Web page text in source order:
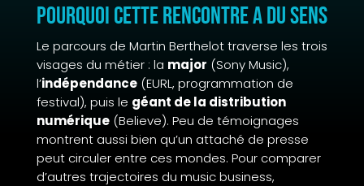
Pourquoi cette rencontre a du sens
Le parcours de Martin Berthelot traverse les trois
visages du métier : la major (Sony Music),
l’indépendance(EURL, programmation de
festival), puis le géant de la distribution
numérique(Believe). Peu de témoignages
montrent aussi bien qu’un attaché de presse
peut circuler entre ces mondes. Pour comparer
d’autres trajectoires du music business,